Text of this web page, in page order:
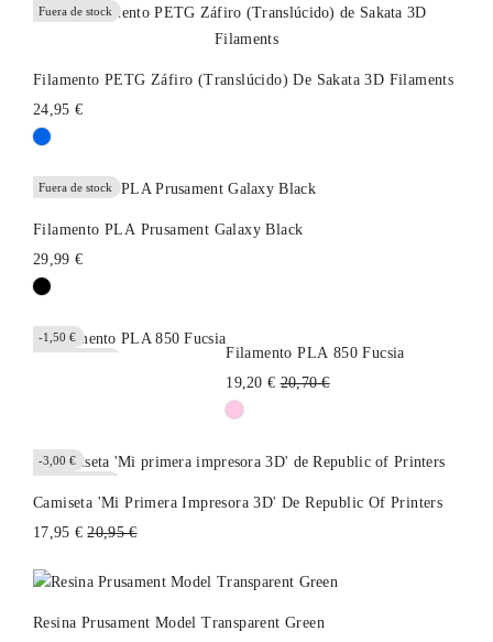
Fuera de stock
Filamento PETG Záfiro (Translúcido) De Sakata 3D Filaments
24,95 €
Fuera de stock
Filamento PLA Prusament Galaxy Black
29,99 €
-1,50 €
Filamento PLA 850 Fucsia
19,20 € Precio
20,70 €
-3,00 €
Camiseta 'Mi Primera Impresora 3D' De Republic Of Printers
17,95 € Precio
20,95 €
Resina Prusament Model Transparent Green